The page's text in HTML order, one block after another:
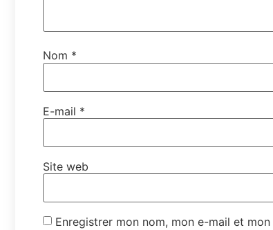
Nom *
E-mail *
Site web
Enregistrer mon nom, mon e-mail et